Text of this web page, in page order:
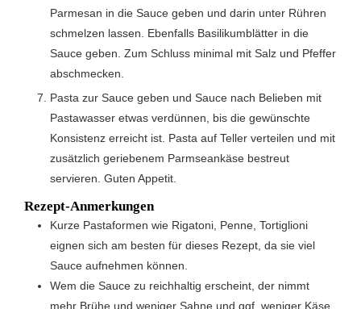
Parmesan in die Sauce geben und darin unter Rühren
schmelzen lassen. Ebenfalls Basilikumblätter in die
Sauce geben. Zum Schluss minimal mit Salz und Pfeffer
abschmecken.
Pasta zur Sauce geben und Sauce nach Belieben mit
Pastawasser etwas verdünnen, bis die gewünschte
Konsistenz erreicht ist. Pasta auf Teller verteilen und mit
zusätzlich geriebenem Parmseankäse bestreut
servieren. Guten Appetit.
Rezept-Anmerkungen
Kurze Pastaformen wie Rigatoni, Penne, Tortiglioni
eignen sich am besten für dieses Rezept, da sie viel
Sauce aufnehmen können.
Wem die Sauce zu reichhaltig erscheint, der nimmt
mehr Brühe und weniger Sahne und ggf. weniger Käse.